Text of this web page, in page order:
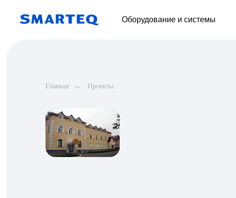
Оборудование и системы
Главная → Проекты